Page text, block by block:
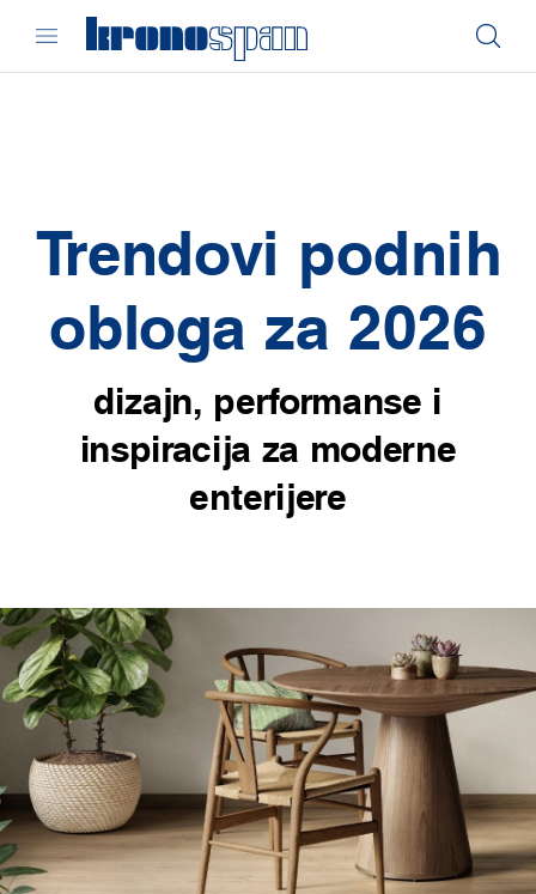
Trendovi podnih
obloga za 2026
dizajn, performanse i
inspiracija za moderne
enterijere